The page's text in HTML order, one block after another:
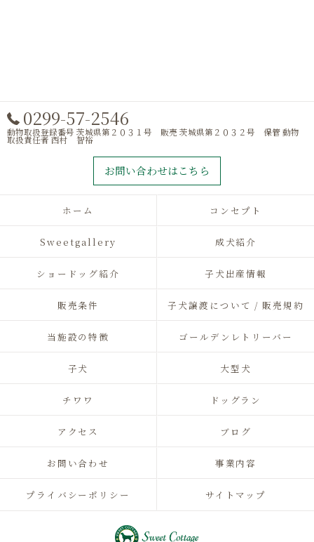
0299-57-2546
動物取扱登録番号 茨城県第２０３１号 販売 茨城県第２０３２号 保管 動物
取扱責任者 西村 智裕
お問い合わせはこちら
ホーム コンセプト
Sweetgallery 成犬紹介
ショードッグ紹介 子犬出産情報
販売条件 子犬譲渡について / 販売規約
当施設の特徴 ゴールデンレトリーバー
子犬 大型犬
チワワ ドッグラン
アクセス ブログ
お問い合わせ 事業内容
プライバシーポリシー サイトマップ